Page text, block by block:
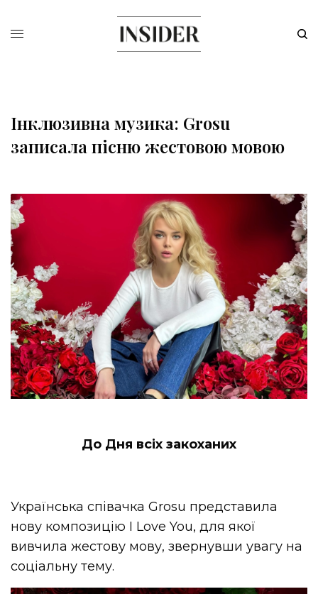
Інклюзивна музика: Grosu
записала пісню жестовою мовою
До Дня всіх закоханих
Українська співачка Grosu представила
нову композицію I Love You, для якої
вивчила жестову мову, звернувши увагу на
соціальну тему.